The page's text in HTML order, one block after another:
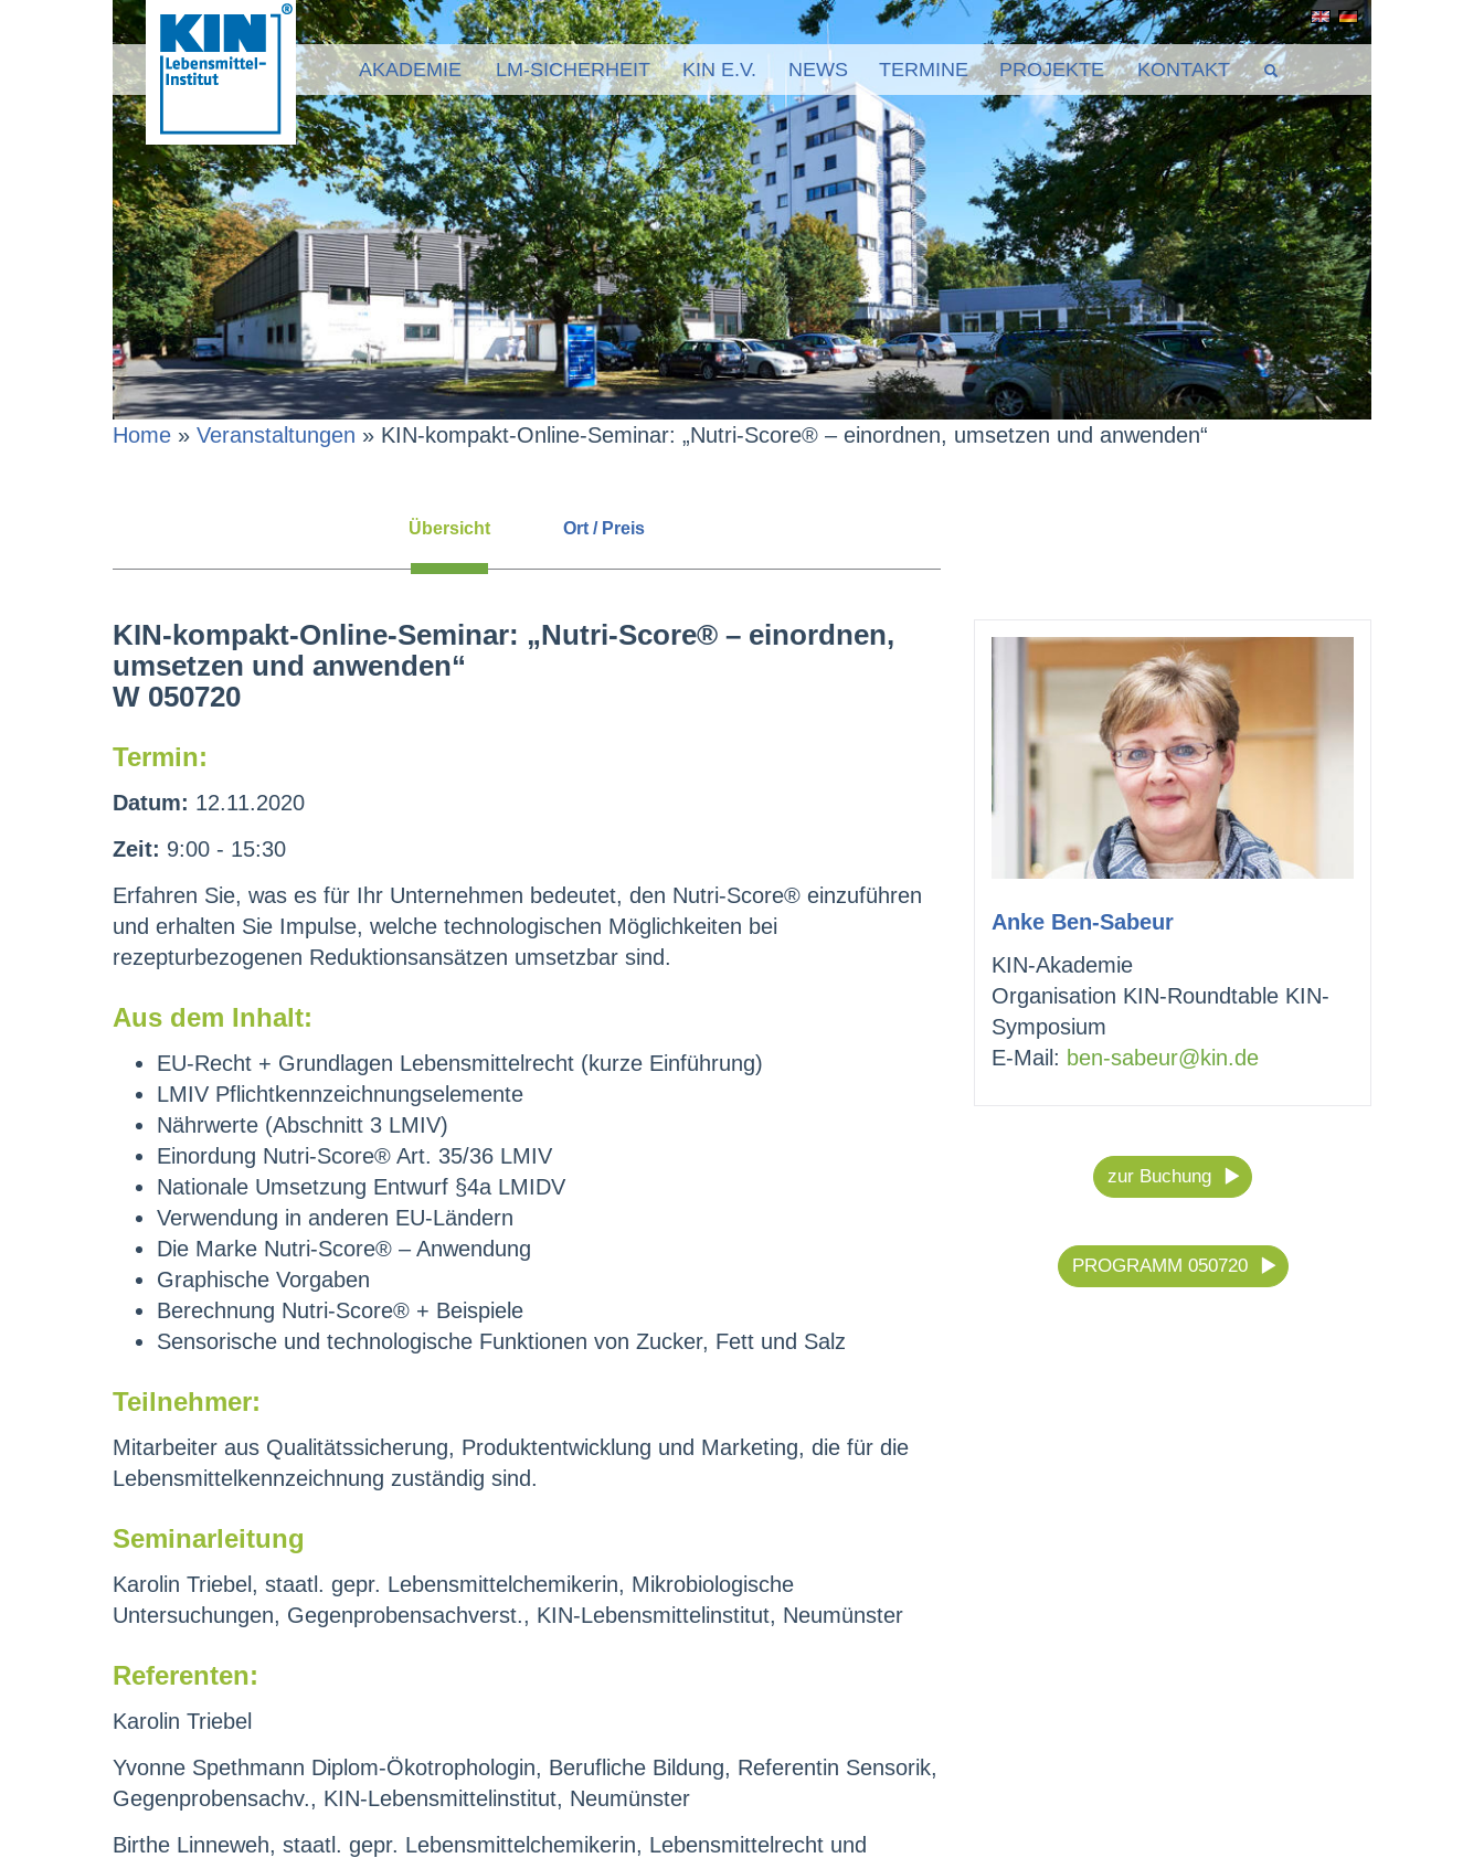
AKADEMIE LM-SICHERHEIT KIN E.V. NEWS TERMINE PROJEKTE KONTAKT
Home » Veranstaltungen » KIN-kompakt-Online-Seminar: „Nutri-Score® – einordnen, umsetzen und anwenden“
Übersicht Ort / Preis
KIN-kompakt-Online-Seminar: „Nutri-Score® – einordnen,
umsetzen und anwenden“
W 050720
Termin:
Datum: 12.11.2020
Zeit: 9:00 - 15:30
Erfahren Sie, was es für Ihr Unternehmen bedeutet, den Nutri-Score® einzuführen
und erhalten Sie Impulse, welche technologischen Möglichkeiten bei
rezepturbezogenen Reduktionsansätzen umsetzbar sind.
Aus dem Inhalt:
EU-Recht + Grundlagen Lebensmittelrecht (kurze Einführung)
LMIV Pflichtkennzeichnungselemente
Nährwerte (Abschnitt 3 LMIV)
Einordung Nutri-Score® Art. 35/36 LMIV
Nationale Umsetzung Entwurf §4a LMIDV
Verwendung in anderen EU-Ländern
Die Marke Nutri-Score® – Anwendung
Graphische Vorgaben
Berechnung Nutri-Score® + Beispiele
Sensorische und technologische Funktionen von Zucker, Fett und Salz
Teilnehmer:
Mitarbeiter aus Qualitätssicherung, Produktentwicklung und Marketing, die für die
Lebensmittelkennzeichnung zuständig sind.
Seminarleitung
Karolin Triebel, staatl. gepr. Lebensmittelchemikerin, Mikrobiologische
Untersuchungen, Gegenprobensachverst., KIN-Lebensmittelinstitut, Neumünster
Referenten:
Karolin Triebel
Yvonne Spethmann Diplom-Ökotrophologin, Berufliche Bildung, Referentin Sensorik,
Gegenprobensachv., KIN-Lebensmittelinstitut, Neumünster
Birthe Linneweh, staatl. gepr. Lebensmittelchemikerin, Lebensmittelrecht und
Anke Ben-Sabeur
KIN-Akademie
Organisation KIN-Roundtable KIN-
Symposium
E-Mail: ben-sabeur@kin.de
zur Buchung
PROGRAMM 050720